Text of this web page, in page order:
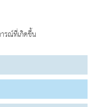
รณ์ที่เกิดขึ้น